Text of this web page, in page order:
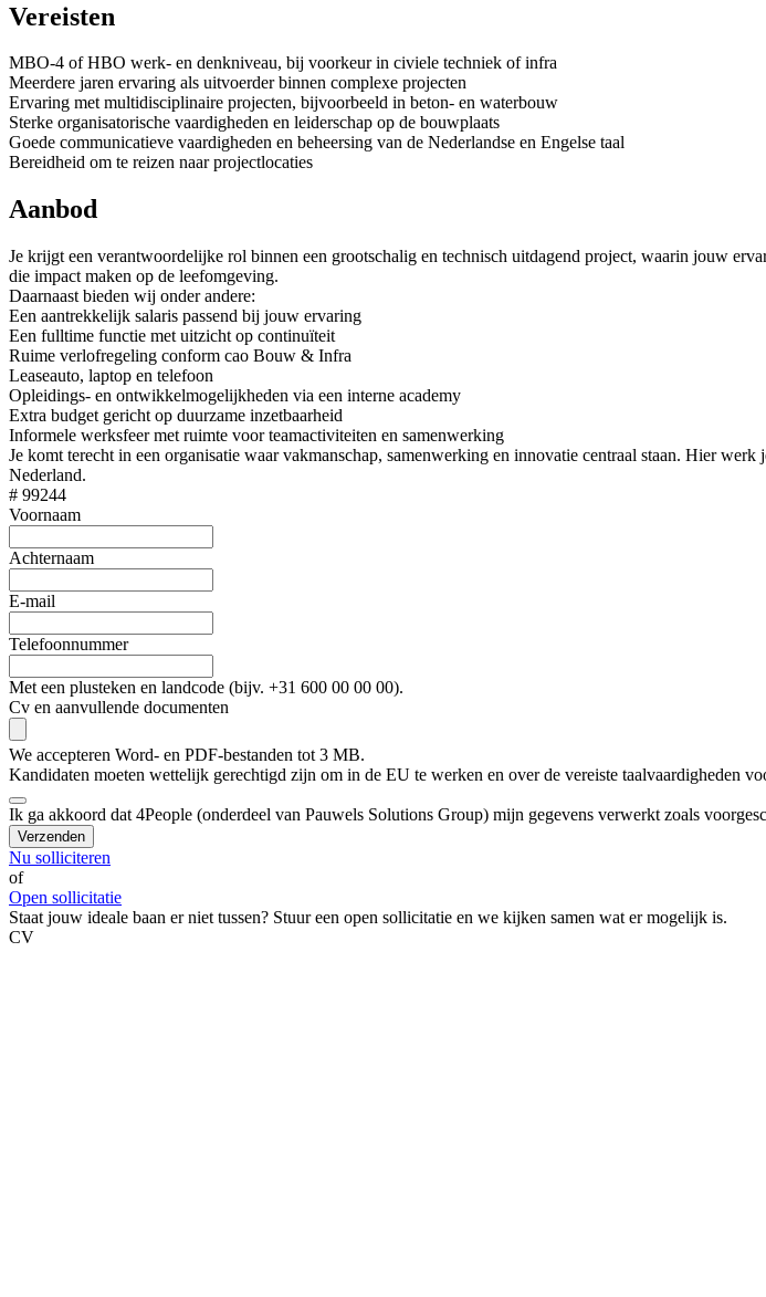
Vereisten
MBO-4 of HBO werk- en denkniveau, bij voorkeur in civiele techniek of infra
Meerdere jaren ervaring als uitvoerder binnen complexe projecten
Ervaring met multidisciplinaire projecten, bijvoorbeeld in beton- en waterbouw
Sterke organisatorische vaardigheden en leiderschap op de bouwplaats
Goede communicatieve vaardigheden en beheersing van de Nederlandse en Engelse taal
Bereidheid om te reizen naar projectlocaties
Aanbod
Je krijgt een verantwoordelijke rol binnen een grootschalig en technisch uitdagend project, waarin jouw
die impact maken op de leefomgeving.
Daarnaast bieden wij onder andere:
Een aantrekkelijk salaris passend bij jouw ervaring
Een fulltime functie met uitzicht op continuïteit
Ruime verlofregeling conform cao Bouw & Infra
Leaseauto, laptop en telefoon
Opleidings- en ontwikkelmogelijkheden via een interne academy
Extra budget gericht op duurzame inzetbaarheid
Informele werksfeer met ruimte voor teamactiviteiten en samenwerking
Je komt terecht in een organisatie waar vakmanschap, samenwerking en innovatie centraal staan. Hier
Nederland.
# 99244
Voornaam
Achternaam
E-mail
Telefoonnummer
Met een plusteken en landcode (bijv. +31 600 00 00 00).
Cv en aanvullende documenten
We accepteren Word- en PDF-bestanden tot 3 MB.
Kandidaten moeten wettelijk gerechtigd zijn om in de EU te werken en over de vereiste taalvaardigheden
Ik ga akkoord dat 4People (onderdeel van Pauwels Solutions Group) mijn gegevens verwerkt zoals
Verzenden
Nu solliciteren
of
Open sollicitatie
Staat jouw ideale baan er niet tussen? Stuur een open sollicitatie en we kijken samen wat er mogelijk is.
CV